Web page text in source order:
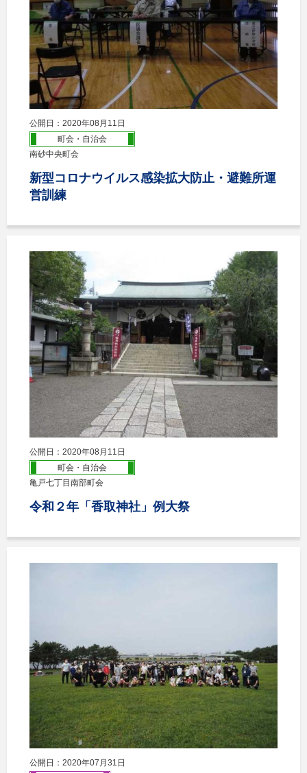
公開日：2020年08月11日
町会・自治会
南砂中央町会
新型コロナウイルス感染拡大防止・避難所運
営訓練
公開日：2020年08月11日
町会・自治会
亀戸七丁目南部町会
令和２年「香取神社」例大祭
公開日：2020年07月31日